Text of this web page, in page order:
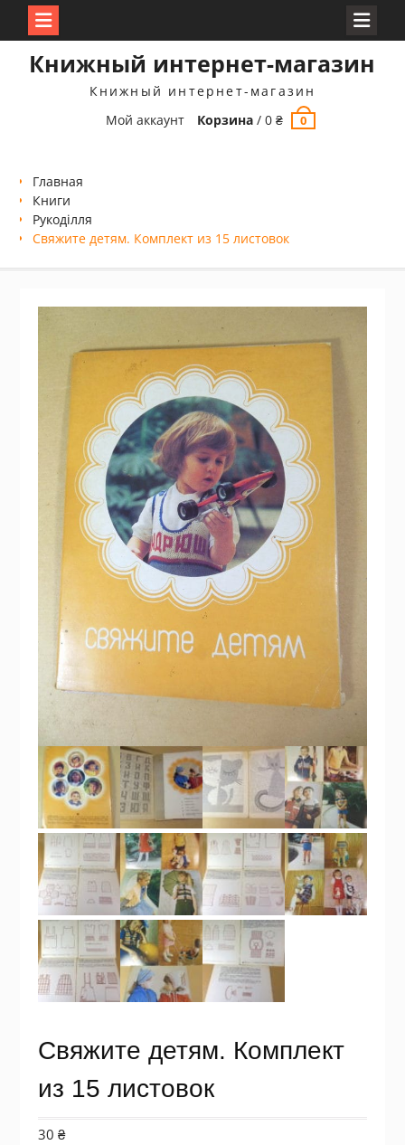
Книжный интернет-магазин
Книжный интернет-магазин
Мой аккаунт
Корзина /0₴ 0
Главная
Книги
Рукоділля
Свяжите детям. Комплект из 15 листовок
Свяжите детям. Комплект
из 15 листовок
30 ₴